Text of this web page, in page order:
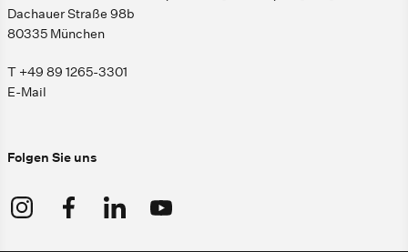
Dachauer Straße 98b
80335 München
T +49 89 1265-3301
E-Mail
Folgen Sie uns